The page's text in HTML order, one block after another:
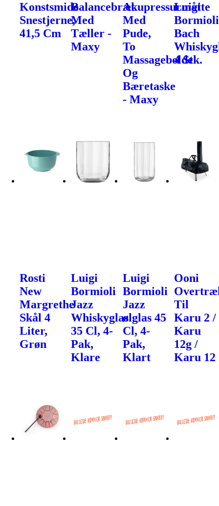
Konstsmide
Snestjerne,
41,5 Cm
Balancebræt
Med
Tæller -
Maxy
Akupressurmåtte
Med
Pude,
To
Massagebolde
Og
Bæretaske
- Maxy
Luigi
Bormioli
Bach
4 Stk.
Rosti
New
Margrethe
Skål 4
Liter,
Grøn
Luigi
Bormioli
Jazz
Whiskyglas
35 Cl, 4-
Pak,
Klare
Luigi
Bormioli
Jazz
ølglas 45
Cl, 4-
Pak,
Klart
Ooni
Til
Karu 2 /
Karu
12g /
Karu 12